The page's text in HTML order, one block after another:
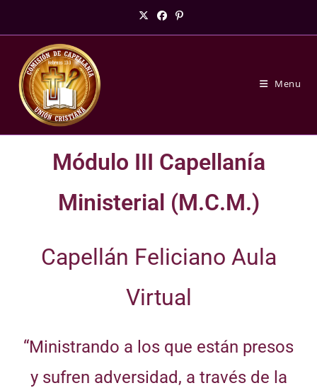
Menu
Módulo III Capellanía
Ministerial (M.C.M.)
Capellán Feliciano Aula
Virtual
“Ministrando a los que están presos
y sufren adversidad, a través de la